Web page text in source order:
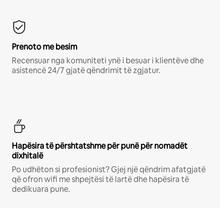
Prenoto me besim
Recensuar nga komuniteti ynë i besuar i klientëve dhe
asistencë 24/7 gjatë qëndrimit të zgjatur.
Hapësira të përshtatshme për punë për nomadët
dixhitalë
Po udhëton si profesionist? Gjej një qëndrim afatgjatë
që ofron wifi me shpejtësi të lartë dhe hapësira të
dedikuara pune.